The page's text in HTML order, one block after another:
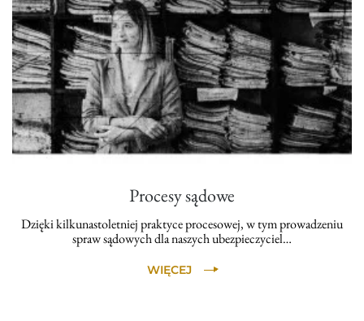
Procesy sądowe
Dzięki kilkunastoletniej praktyce procesowej, w tym prowadzeniu
spraw sądowych dla naszych ubezpieczyciel…
WIĘCEJ